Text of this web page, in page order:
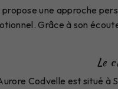
une approche
Grâce à son
Le
Codvelle est situé à